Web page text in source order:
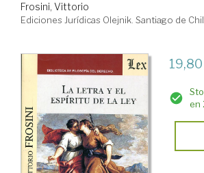
Frosini, Vittorio
Ediciones Jurídicas Olejnik. Santiago de
19,80
en